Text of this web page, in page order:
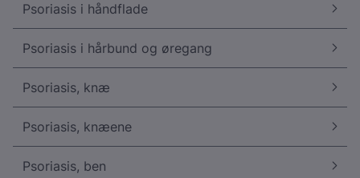
Psoriasis i håndflade
Psoriasis i hårbund og øregang
Psoriasis, knæ
Psoriasis, knæene
Psoriasis, ben